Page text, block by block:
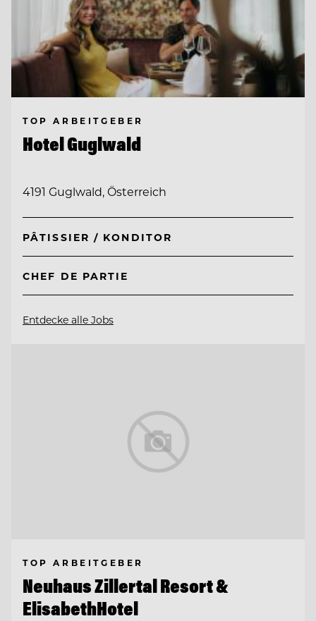
TOP ARBEITGEBER
Hotel Guglwald
4191 Guglwald, Österreich
PÂTISSIER / KONDITOR
CHEF DE PARTIE
Entdecke alle Jobs
TOP ARBEITGEBER
Neuhaus Zillertal Resort &
ElisabethHotel